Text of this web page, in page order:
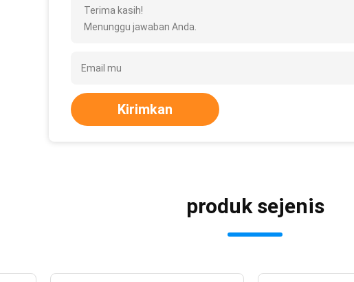
Terima kasih!
Menunggu jawaban Anda.
Kirimkan
produk sejenis